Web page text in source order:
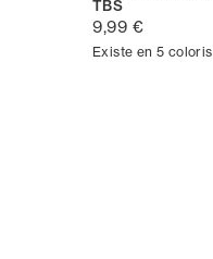
TBS
9,99 €
Existe en 5 coloris